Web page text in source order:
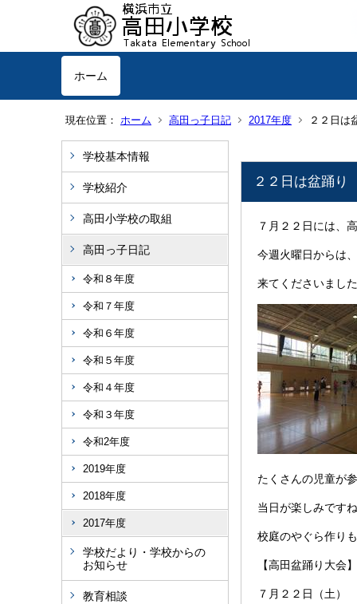
ホーム
現在位置： ホーム 高田っ子日記 2017年度 ２２日は
学校基本情報
学校紹介
高田小学校の取組
高田っ子日記
令和８年度
令和７年度
令和６年度
令和５年度
令和４年度
令和３年度
令和2年度
2019年度
2018年度
2017年度
学校だより・学校からの
お知らせ
教育相談
２２日は盆踊り
７月２２日には、
今週火曜日からは
来てくださいました
たくさんの児童が
当日が楽しみですね
校庭のやぐら作り
【高田盆踊り大会】
７月２２日（土）